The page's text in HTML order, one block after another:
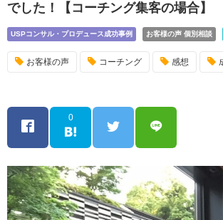
でした！【コーチング集客の場合】
USPコンサル・プロデュース成功事例 お客様の声 個別相談
お客様の声 コーチング 感想
0